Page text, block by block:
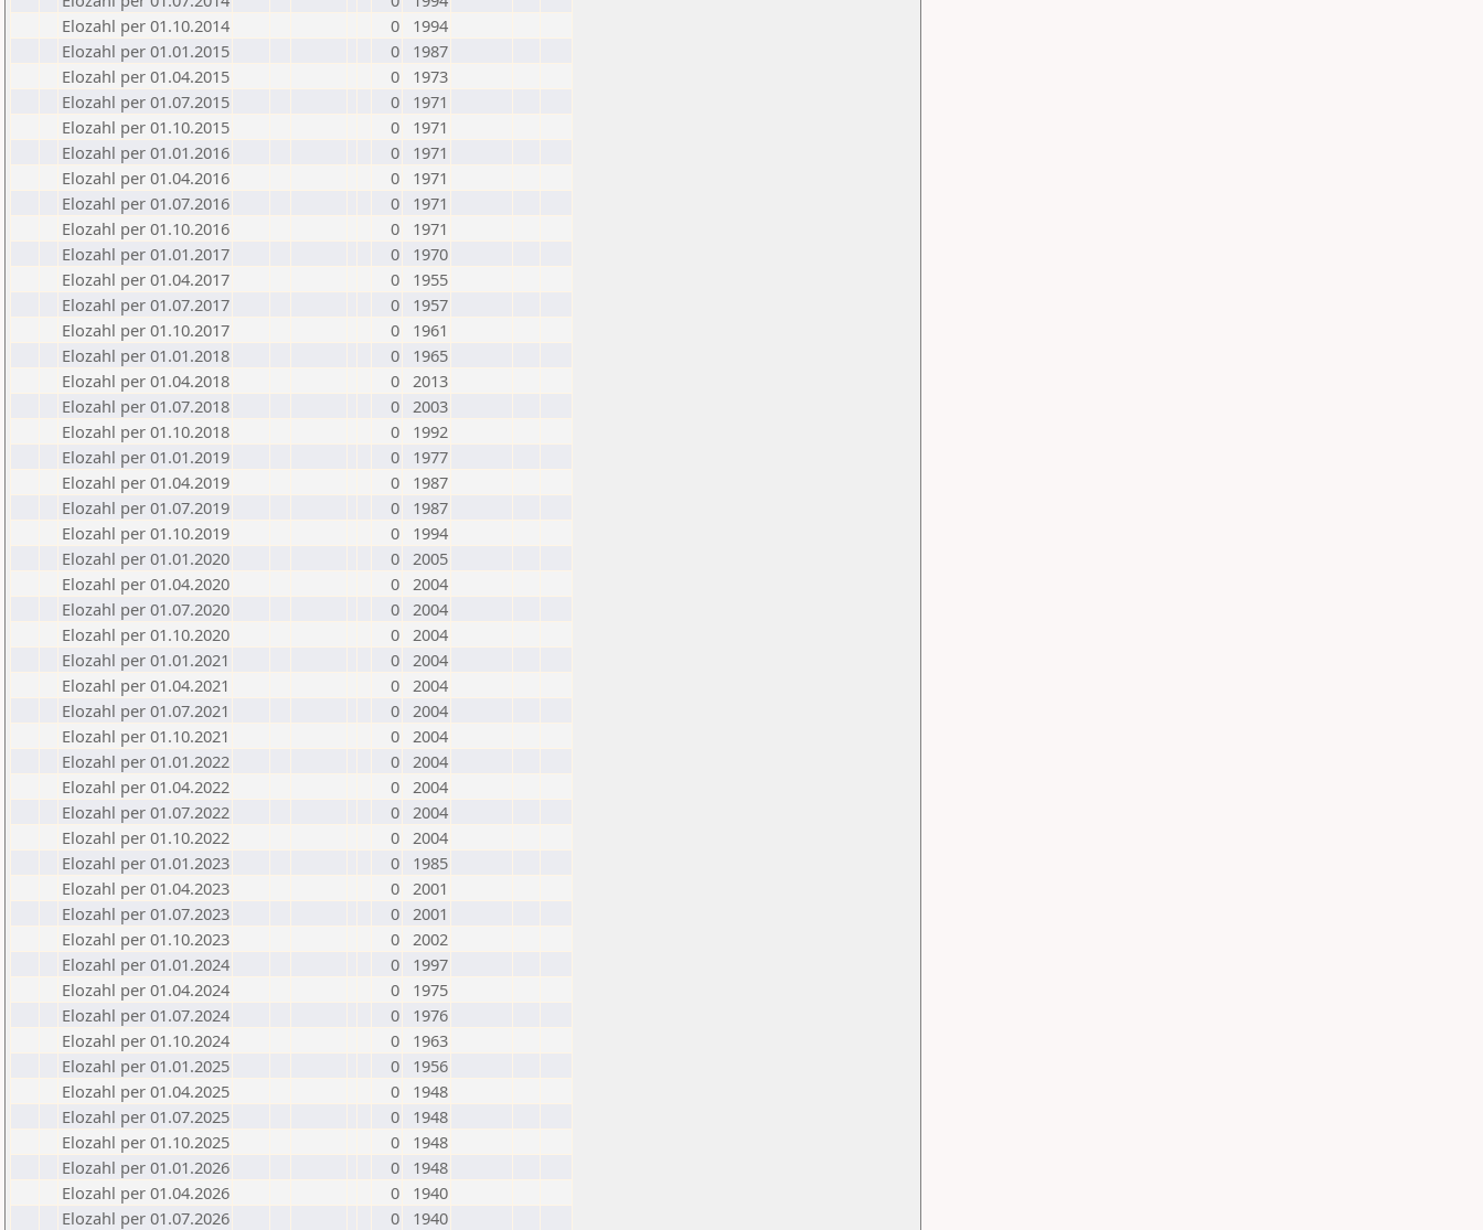
Elozahl per 01.10.2014
0
1994
Elozahl per 01.01.2015
0
1987
Elozahl per 01.04.2015
0
1973
Elozahl per 01.07.2015
0
1971
Elozahl per 01.10.2015
0
1971
Elozahl per 01.01.2016
0
1971
Elozahl per 01.04.2016
0
1971
Elozahl per 01.07.2016
0
1971
Elozahl per 01.10.2016
0
1971
Elozahl per 01.01.2017
0
1970
Elozahl per 01.04.2017
0
1955
Elozahl per 01.07.2017
0
1957
Elozahl per 01.10.2017
0
1961
Elozahl per 01.01.2018
0
1965
Elozahl per 01.04.2018
0 2013
Elozahl per 01.07.2018
0 2003
Elozahl per 01.10.2018
0
1992
Elozahl per 01.01.2019
0
1977
Elozahl per 01.04.2019
0
1987
Elozahl per 01.07.2019
0
1987
Elozahl per 01.10.2019
0
1994
Elozahl per 01.01.2020
0 2005
Elozahl per 01.04.2020
0 2004
Elozahl per 01.07.2020
0 2004
Elozahl per 01.10.2020
0 2004
Elozahl per 01.01.2021
0 2004
Elozahl per 01.04.2021
0 2004
Elozahl per 01.07.2021
0 2004
Elozahl per 01.10.2021
0 2004
Elozahl per 01.01.2022
0 2004
Elozahl per 01.04.2022
0 2004
Elozahl per 01.07.2022
0 2004
Elozahl per 01.10.2022
0 2004
Elozahl per 01.01.2023
0
1985
Elozahl per 01.04.2023
0 2001
Elozahl per 01.07.2023
0 2001
Elozahl per 01.10.2023
0 2002
Elozahl per 01.01.2024
0
1997
Elozahl per 01.04.2024
0
1975
Elozahl per 01.07.2024
0
1976
Elozahl per 01.10.2024
0
1963
Elozahl per 01.01.2025
0
1956
Elozahl per 01.04.2025
0
1948
Elozahl per 01.07.2025
0
1948
Elozahl per 01.10.2025
0
1948
Elozahl per 01.01.2026
0
1948
Elozahl per 01.04.2026
0
1940
Elozahl per 01.07.2026
0 1940